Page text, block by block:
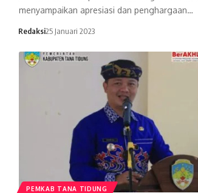
menyampaikan apresiasi dan penghargaan…
Redaksi25 Januari 2023
PEMKAB TANA TIDUNG